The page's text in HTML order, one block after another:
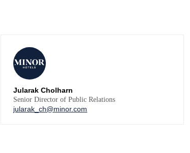
Jularak Cholharn
Senior Director of Public Relations
jularak_ch@minor.com